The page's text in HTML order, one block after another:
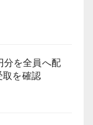
分を全員へ配
取を確認